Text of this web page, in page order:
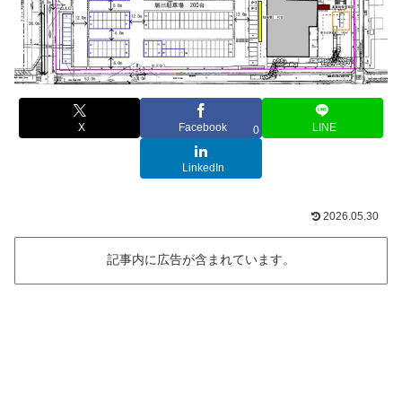
X Facebook 0 LINE
LinkedIn
2026.05.30
記事内に広告が含まれています。